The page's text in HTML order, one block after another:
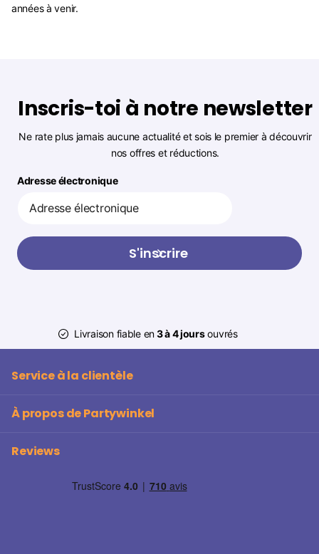
années à venir.
Inscris-toi à notre newsletter
Ne rate plus jamais aucune actualité et sois le premier à découvrir
nos offres et réductions.
Adresse électronique
S'inscrire
Livraison fiable en3 à 4 joursouvrés
Service à la clientèle
À propos de Partywinkel
Reviews